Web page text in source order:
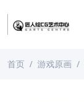
首页 游戏原画